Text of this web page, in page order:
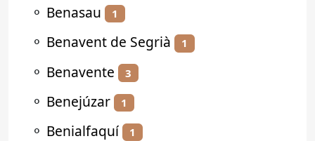
⚬ Benasau 1
⚬ Benavent de Segrià 1
⚬ Benavente 3
⚬ Benejúzar 1
⚬ Benialfaquí 1